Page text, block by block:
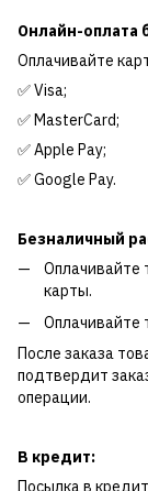
Онлайн-оплата
Оплачивайте
✅ Visa;
✅ MasterCard;
✅ Apple Pay;
✅ Google Pay.
Безналичный
Оплачивайте
карты.
Оплачивайте
После заказа
подтвердит
операции.
В кредит:
Посылка в